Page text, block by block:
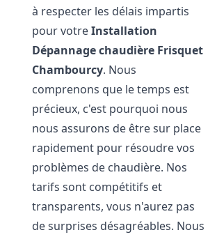
à respecter les délais impartis
pour votreInstallation
Dépannage chaudière Frisquet
Chambourcy. Nous
comprenons que le temps est
précieux, c'est pourquoi nous
nous assurons de être sur place
rapidement pour résoudre vos
problèmes de chaudière. Nos
tarifs sont compétitifs et
transparents, vous n'aurez pas
de surprises désagréables. Nous